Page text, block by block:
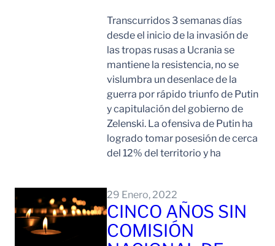
Transcurridos 3 semanas días
desde el inicio de la invasión de
las tropas rusas a Ucrania se
mantiene la resistencia, no se
vislumbra un desenlace de la
guerra por rápido triunfo de Putin
y capitulación del gobierno de
Zelenski. La ofensiva de Putin ha
logrado tomar posesión de cerca
del 12% del territorio y ha
29 Enero, 2022
CINCO AÑOS SIN
COMISIÓN